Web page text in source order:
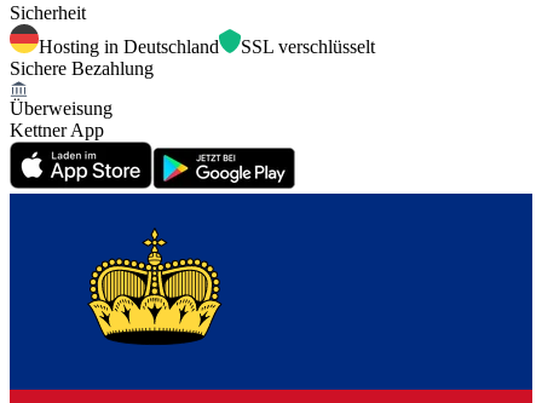
Sicherheit
Hosting in Deutschland
SSL verschlüsselt
Sichere Bezahlung
Überweisung
Kettner App